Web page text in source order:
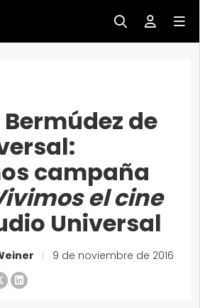
de
campaña
el cine
Universal
9 de noviembre de 2016